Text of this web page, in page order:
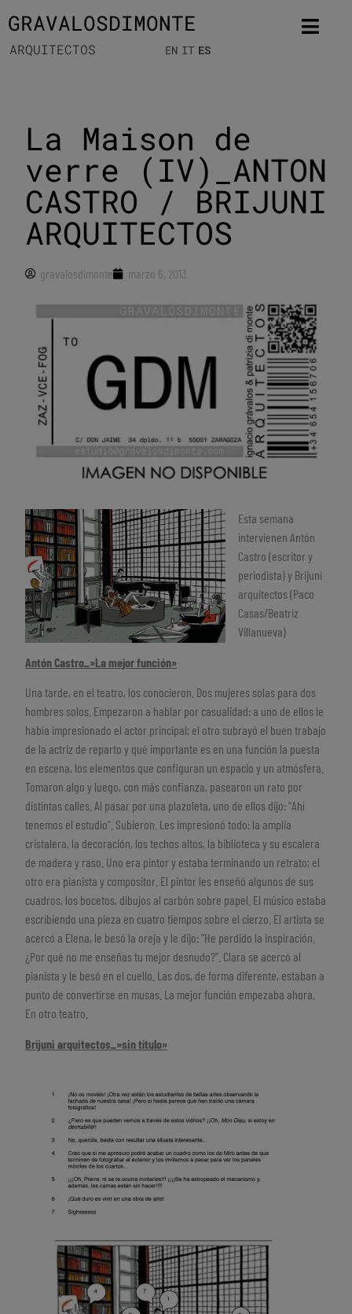
GRAVALOSDIMONTE
ARQUITECTOS EN IT ES
La Maison de
verre (IV)_ANTON
CASTRO / BRIJUNI
ARQUITECTOS
gravalosdimonte marzo 6, 2013
Esta semana
intervienen Antón
Castro (escritor y
periodista) y Brijuni
arquitectos (Paco
Casas/Beatriz
Villanueva)
Antón Castro_»La mejor función»
Una tarde, en el teatro, los conocieron. Dos mujeres solas para dos
hombres solos. Empezaron a hablar por casualidad: a uno de ellos le
había impresionado el actor principal; el otro subrayó el buen trabajo
de la actriz de reparto y qué importante es en una función la puesta
en escena, los elementos que configuran un espacio y un atmósfera.
Tomaron algo y luego, con más confianza, pasearon un rato por
distintas calles. Al pasar por una plazoleta, uno de ellos dijo: “Ahí
tenemos el estudio”. Subieron. Les impresionó todo: la amplia
cristalera, la decoración, los techos altos, la biblioteca y su escalera
de madera y raso. Uno era pintor y estaba terminando un retrato; el
otro era pianista y compositor. El pintor les enseñó algunos de sus
cuadros, los bocetos, dibujos al carbón sobre papel. El músico estaba
escribiendo una pieza en cuatro tiempos sobre el cierzo. El artista se
acercó a Elena, le besó la oreja y le dijo: “He perdido la inspiración.
¿Por qué no me enseñas tu mejor desnudo?”. Clara se acercó al
pianista y le besó en el cuello. Las dos, de forma diferente, estaban a
punto de convertirse en musas. La mejor función empezaba ahora.
En otro teatro.
Brijuni arquitectos_»sin título»